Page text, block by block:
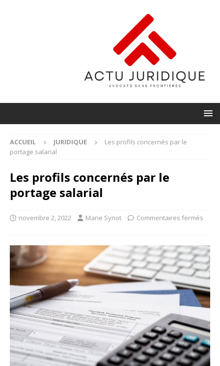
ACCUEIL JURIDIQUE
Les profils concernés par le
portage salarial
Les profils concernés par le
portage salarial
novembre 2, 2022 Marie Synot Commentaires fermés